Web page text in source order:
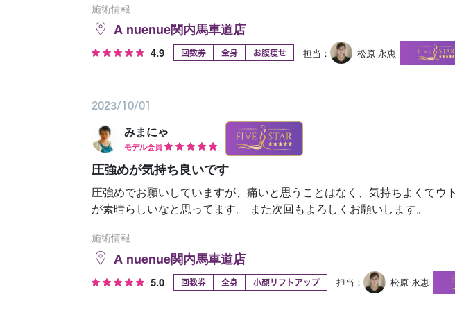
施術情報
A nuenue関内馬車道店
4.9 回数券 全身 お腹痩せ 担当： 松原 永恵
2023/10/01
みまにゃ
モデル会員
圧強めが気持ち良いです
圧強めでお願いしていますが、痛いと思うことはなく、気持ちよくて
が素晴らしいなと思ってます。 また次回もよろしくお願いします。
施術情報
A nuenue関内馬車道店
5.0 回数券 全身 小顔リフトアップ 担当： 松原 永恵